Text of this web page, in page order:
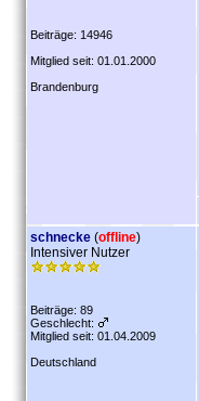
Beiträge: 14946
Mitglied seit: 01.01.2000
Brandenburg
schnecke (offline)
Intensiver Nutzer
Beiträge: 89
Geschlecht:
Mitglied seit: 01.04.2009
Deutschland